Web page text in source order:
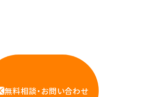
無料相談・お問い合わせ